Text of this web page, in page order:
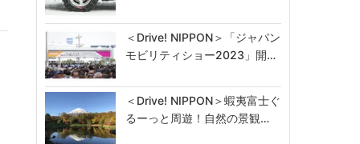
＜Drive! NIPPON＞「ジャパン
モビリティショー2023」開…
＜Drive! NIPPON＞蝦夷富士ぐ
るーっと周遊！自然の景観…